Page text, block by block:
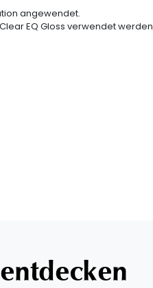
angewendet.
EQ Gloss verwendet